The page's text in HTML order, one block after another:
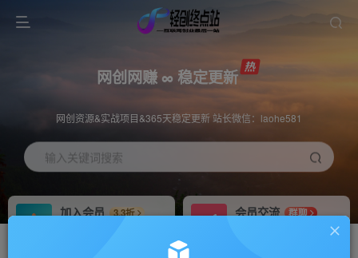
网创网赚 ∞ 稳定更新
网创资源&实战项目&365天稳定更新 站长微信：laohe581
输入关键词搜索
加入会员
3.3折
会员交流
群聊